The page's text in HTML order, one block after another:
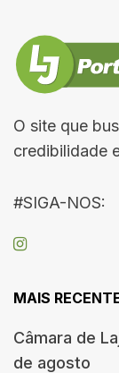
O site que
credibilidade
#SIGA-NOS:
MAIS
Câmara de
de agosto